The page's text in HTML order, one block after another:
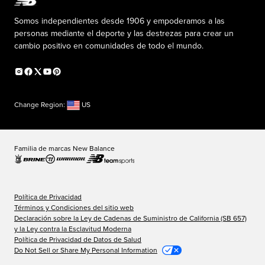
Carreras
La PISTA en New Balance
Sala de prensa
Información sobre el plan médico
Programa de afiliados
Productos falsificados
Declaración de accesibilidad
Somos independientes desde 1906 y empoderamos a las
personas mediante el deporte y las destrezas para crear un
cambio positivo en comunidades de todo el mundo.
Change Region: US
Familia de marcas New Balance
Política de Privacidad
Términos y Condiciones del sitio web
Declaración sobre la Ley de Cadenas de Suministro de California (SB 657)
y la Ley contra la Esclavitud Moderna
Política de Privacidad de Datos de Salud
Do Not Sell or Share My Personal Information